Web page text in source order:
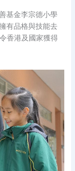
基金李宗德小學
有品格與技能去
香港及國家獲得